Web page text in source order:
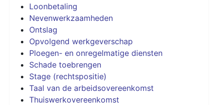
Loonbetaling
Nevenwerkzaamheden
Ontslag
Opvolgend werkgeverschap
Ploegen- en onregelmatige diensten
Schade toebrengen
Stage (rechtspositie)
Taal van de arbeidsovereenkomst
Thuiswerkovereenkomst